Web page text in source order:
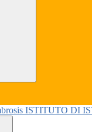
ISTITUTO DI